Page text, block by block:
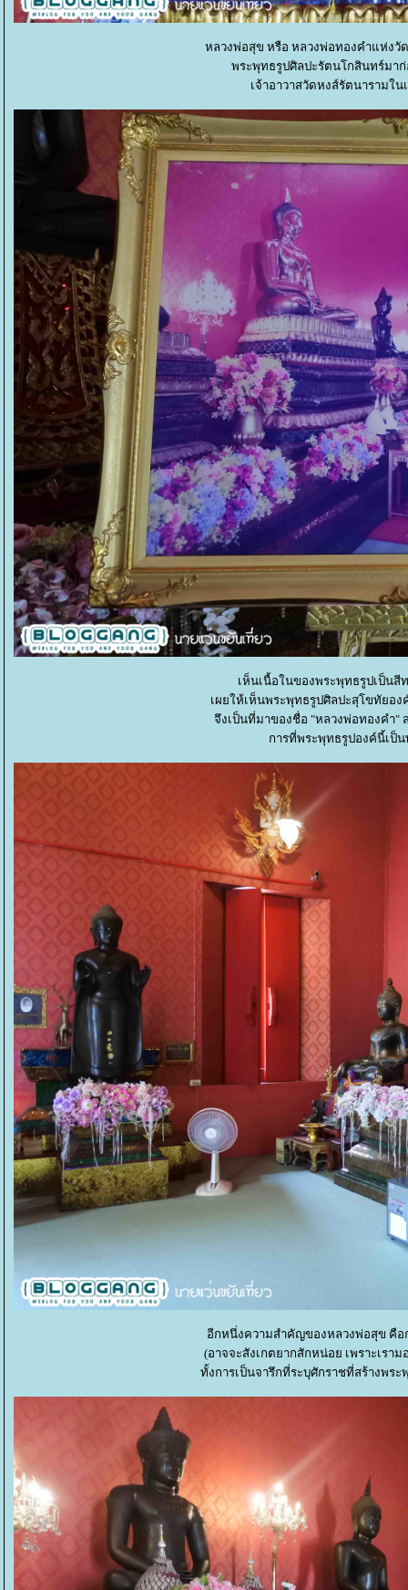
หลวงพ่อสุข หรือ หลวงพ่อทองคำแห่งวั
พระพุทธรูปศิลปะรัตนโกสินทร์มา
เจ้าอาวาสวัดหงส์รัตนารามใ
เห็นเนื้อในของพระพุทธรูปเป็นสี
เผยให้เห็นพระพุทธรูปศิลปะสุโขทัยอ
จึงเป็นที่มาของชื่อ "หลวงพ่อทองคำ"
การที่พระพุทธรูปองค์นี้เป็
อีกหนึ่งความสำคัญของหลวงพ่อสุข คือ
(อาจจะสังเกตยากสักหน่อย เพราะเร
ทั้งการเป็นจารึกที่ระบุศักราชที่สร้างพระ